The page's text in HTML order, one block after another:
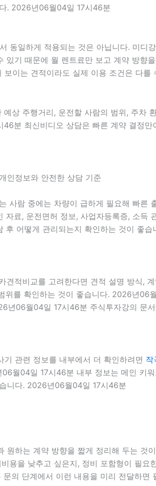
. 2026년06월04일 17시46분
동일하게 적용되는 것은 아닙니다. 미
기 때문에 월 렌트료만 보고 계약 방향
이는 견적이라도 실제 이용 조건은 다를
상 주행거리, 운전할 사람의 범위, 주차
분 최신비디오 상담은 빠른 계약 결정
인정보와 안전한 상담 기준
사람 중에는 차량이 급하게 필요해 빠른
료, 운전면허 정보, 사업자등록증, 소
후 어떻게 관리되는지 확인하는 것이 좋
적비교를 고려한다면 견적 설명 방식,
위를 확인하는 것이 좋습니다. 2026년
년06월04일 17시46분 주식투자강의 문
관련 정보를 내부에서 더 확인하려면 작
월04일 17시46분 내부 정보는 메인 키
니다. 2026년06월04일 17시46분
원하는 계약 방향을 짧게 정리해 두는
용을 낮추고 싶은지, 정비 포함형이 필
의 단계에서 이런 내용을 미리 전달하